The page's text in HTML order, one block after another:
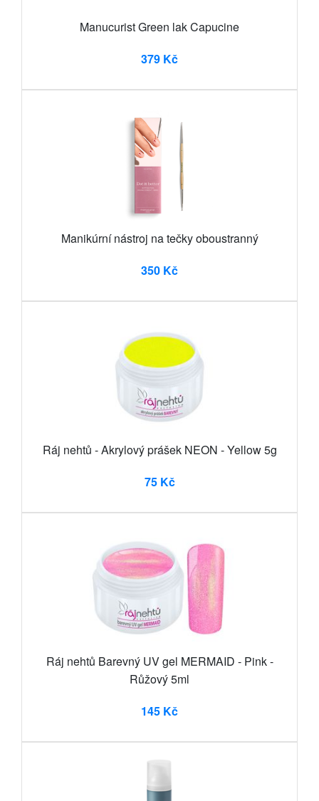
Manucurist Green lak Capucine
379 Kč
Manikúrní nástroj na tečky oboustranný
350 Kč
Ráj nehtů - Akrylový prášek NEON - Yellow 5g
75 Kč
Ráj nehtů Barevný UV gel MERMAID - Pink -
Růžový 5ml
145 Kč